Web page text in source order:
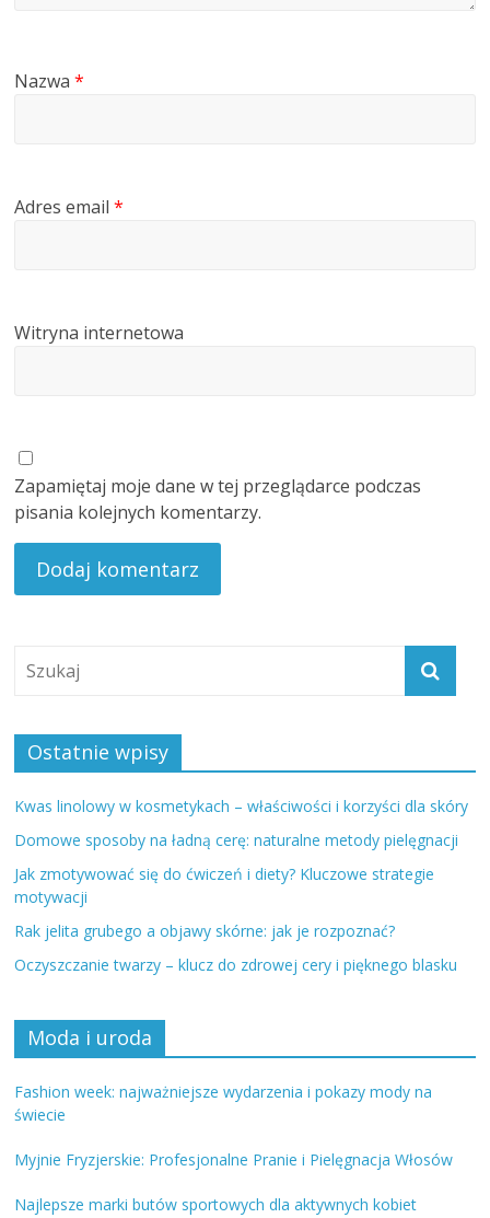
Nazwa*
Adres email*
Witryna internetowa
Zapamiętaj moje dane w tej przeglądarce podczas
pisania kolejnych komentarzy.
Ostatnie wpisy
Kwas linolowy w kosmetykach – właściwości i korzyści dla skóry
Domowe sposoby na ładną cerę: naturalne metody pielęgnacji
Jak zmotywować się do ćwiczeń i diety? Kluczowe strategie
motywacji
Rak jelita grubego a objawy skórne: jak je rozpoznać?
Oczyszczanie twarzy – klucz do zdrowej cery i pięknego blasku
Moda i uroda
Fashion week: najważniejsze wydarzenia i pokazy mody na
świecie
Myjnie Fryzjerskie: Profesjonalne Pranie i Pielęgnacja Włosów
Najlepsze marki butów sportowych dla aktywnych kobiet